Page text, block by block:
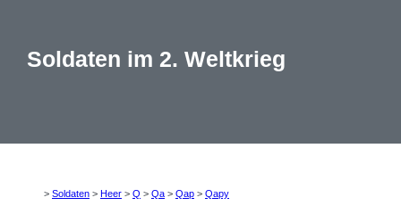
Soldaten im 2. Weltkrieg
> Soldaten > Heer > Q > Qa > Qap > Qapy